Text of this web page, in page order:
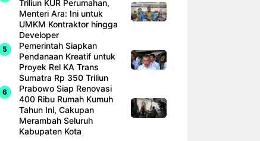
Triliun KUR Perumahan,
Menteri Ara: Ini untuk
UMKM Kontraktor hingga
Developer
Pemerintah Siapkan
Pendanaan Kreatif untuk
Proyek Rel KA Trans
Sumatra Rp 350 Triliun
Prabowo Siap Renovasi
400 Ribu Rumah Kumuh
Tahun Ini, Cakupan
Merambah Seluruh
Kabupaten Kota